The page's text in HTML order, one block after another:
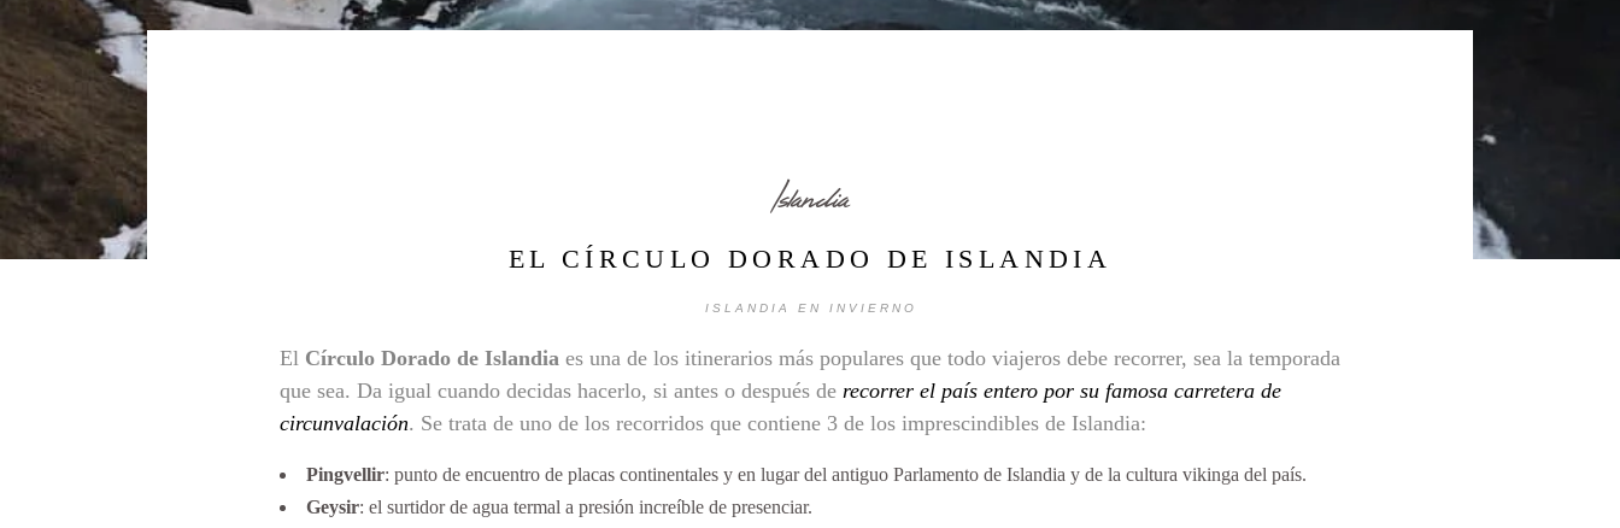
Islandia
EL CÍRCULO DORADO DE ISLANDIA
ISLANDIA EN INVIERNO
El Círculo Dorado de Islandia es una de los itinerarios más populares que todo viajeros debe recorrer, sea la temporada
que sea. Da igual cuando decidas hacerlo, si antes o después de recorrer el país entero por su famosa carretera de
circunvalación. Se trata de uno de los recorridos que contiene 3 de los imprescindibles de Islandia:
Pingvellir: punto de encuentro de placas continentales y en lugar del antiguo Parlamento de Islandia y de la cultura vikinga del país.
Geysir: el surtidor de agua termal a presión increíble de presenciar.